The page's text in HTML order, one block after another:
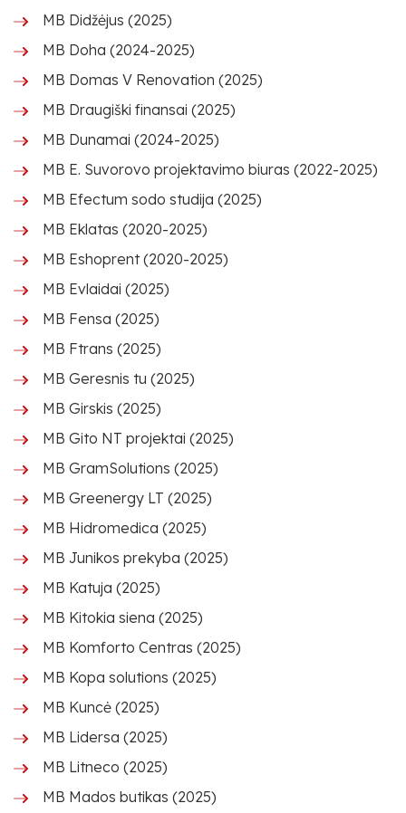
MB Didžėjus (2025)
MB Doha (2024-2025)
MB Domas V Renovation (2025)
MB Draugiški finansai (2025)
MB Dunamai (2024-2025)
MB E. Suvorovo projektavimo biuras (2022-2025)
MB Efectum sodo studija (2025)
MB Eklatas (2020-2025)
MB Eshoprent (2020-2025)
MB Evlaidai (2025)
MB Fensa (2025)
MB Ftrans (2025)
MB Geresnis tu (2025)
MB Girskis (2025)
MB Gito NT projektai (2025)
MB GramSolutions (2025)
MB Greenergy LT (2025)
MB Hidromedica (2025)
MB Junikos prekyba (2025)
MB Katuja (2025)
MB Kitokia siena (2025)
MB Komforto Centras (2025)
MB Kopa solutions (2025)
MB Kuncė (2025)
MB Lidersa (2025)
MB Litneco (2025)
MB Mados butikas (2025)